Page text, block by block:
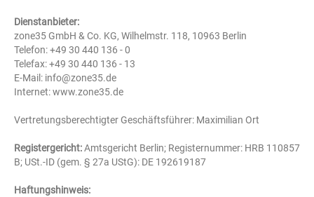
Lauf-Distanzen
Lauf-Events
Dienstanbieter:
zone35 GmbH & Co. KG, Wilhelmstr. 118, 10963 Berlin
Telefon: +49 30 440 136 - 0
Telefax: +49 30 440 136 - 13
E-Mail: info@zone35.de
Internet: www.zone35.de
Vertretungsberechtigter Geschäftsführer: Maximilian Ort
Registergericht:Amtsgericht Berlin; Registernummer: HRB 110857
B; USt.-ID (gem. § 27a UStG): DE 192619187
Haftungshinweis: